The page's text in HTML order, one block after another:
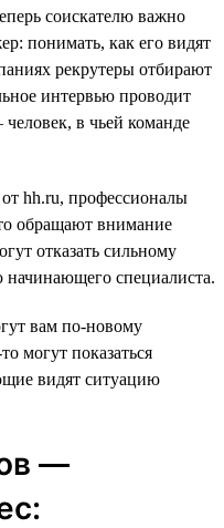
соискателю важно
понимать, как его видят
рекрутеры отбирают
интервью проводит
в чьей команде
hh.ru, профессионалы
обращают внимание
отказать сильному
начинающего специалиста.
вам по-новому
могут показаться
видят ситуацию
—